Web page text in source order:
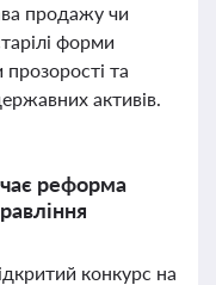
продажу чи
форми
та
активів.
реформа
конкурс на